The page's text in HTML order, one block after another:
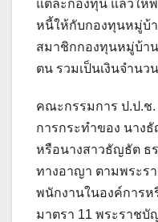
แต่ละกองทุน แล้วให้
หนี้ให้กับกองทุนหมู่บ้
สมาชิกกองทุนหมู่บ้า
ตน รวมเป็นเงินจำนว
คณะกรรมการ ป.ป.ช
การกระทำของ นาง
หรือนางสาวธัญธัต ธ
ทางอาญา ตามพระร
พนักงานในองค์การห
มาตรา 11 พระราช